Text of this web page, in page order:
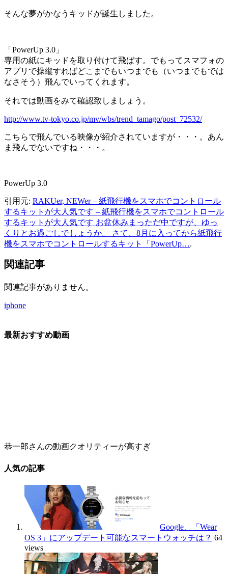
そんな夢がかなうキッドが誕生しました。
「PowerUp 3.0」
専用の紙にキッドを取り付けて飛ばす。でもってスマフォの
アプリで操縦すればどこまでもいつまでも（いつまでもでは
なさそう）飛んでいってくれます。
それでは動画をみて確認致しましょう。
http://www.tv-tokyo.co.jp/mv/wbs/trend_tamago/post_72532/
こちらで飛んでいる映像が紹介されていますが・・・。あん
ま飛んでないですね・・・。
PowerUp 3.0
引用元: RAKUer, NEWer – 紙飛行機をスマホでコントロール
するキットが大人気です – 紙飛行機をスマホでコントロール
するキットが大人気です お盆休みまっただ中ですが、ゆっ
くりとお過ごしでしょうか。 さて、8月に入ってから紙飛行
機をスマホでコントロールするキット「PowerUp….
関連記事
関連記事がありません。
iphone
最新おすすめ動画
恭一郎さんの動画クオリティーが高すぎ
人気の記事
Google、「Wear
OS 3」にアップデート可能なスマートウォッチは？ 64
views